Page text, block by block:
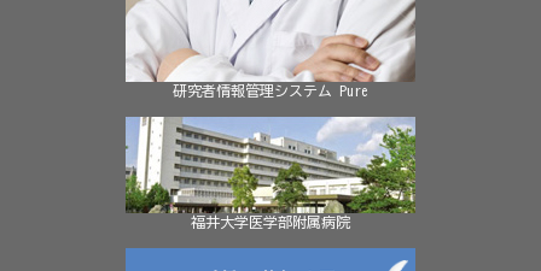
研究者情報管理システム Pure
福井大学医学部附属病院